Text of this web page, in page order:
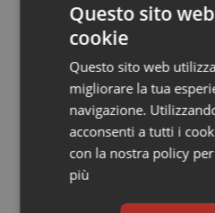
Marche
Molise
Piemonte
Provincia Autonoma
Provincia Autonoma
Donna & Salute
Epatiti
HIV
Infezioni & Febbre
Ipertensione &
Leadership
clinici ad alte
AI e telemedicina
odontoiatrico:
Questo sito
cookie
Questo sito web
migliorare la tua
navigazione.
acconsenti a tutti i
con la nostra policy
più